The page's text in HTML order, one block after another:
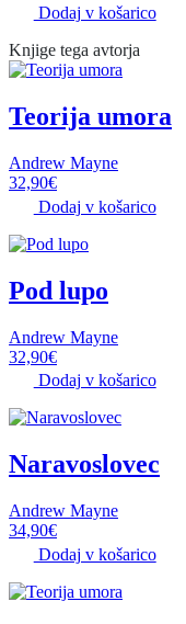
Dodaj v košarico
Knjige tega avtorja
Teorija umora
Andrew Mayne
32,90€
Dodaj v košarico
Pod lupo
Andrew Mayne
32,90€
Dodaj v košarico
Naravoslovec
Andrew Mayne
34,90€
Dodaj v košarico